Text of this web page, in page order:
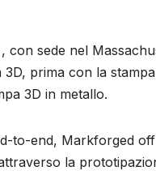
sede nel
prima con la
3D in metallo.
to-end, Markforged
la